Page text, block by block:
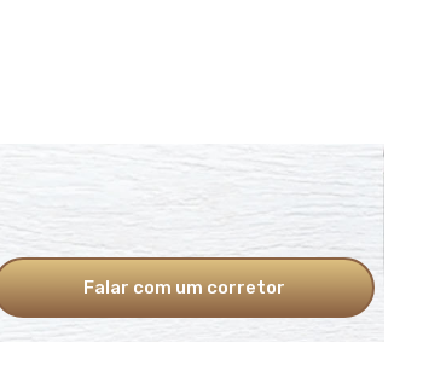
Falar com um corretor